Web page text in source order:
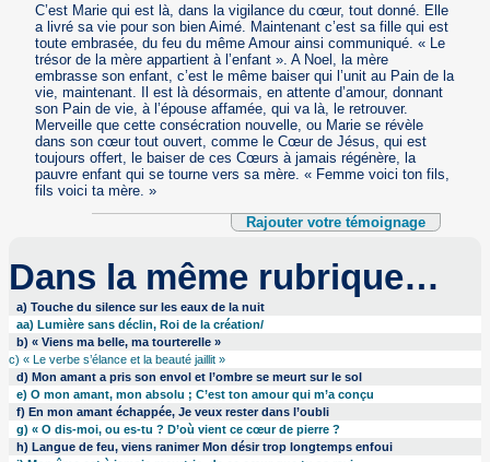
C’est Marie qui est là, dans la vigilance du cœur, tout donné. Elle
a livré sa vie pour son bien Aimé. Maintenant c’est sa fille qui est
toute embrasée, du feu du même Amour ainsi communiqué. « Le
trésor de la mère appartient à l’enfant ». A Noel, la mère
embrasse son enfant, c’est le même baiser qui l’unit au Pain de la
vie, maintenant. Il est là désormais, en attente d’amour, donnant
son Pain de vie, à l’épouse affamée, qui va là, le retrouver.
Merveille que cette consécration nouvelle, ou Marie se révèle
dans son cœur tout ouvert, comme le Cœur de Jésus, qui est
toujours offert, le baiser de ces Cœurs à jamais régénère, la
pauvre enfant qui se tourne vers sa mère. « Femme voici ton fils,
fils voici ta mère. »
Rajouter votre témoignage
Dans la même rubrique…
a) Touche du silence sur les eaux de la nuit
aa) Lumière sans déclin, Roi de la création/
b) « Viens ma belle, ma tourterelle »
c) « Le verbe s’élance et la beauté jaillit »
d) Mon amant a pris son envol et l’ombre se meurt sur le sol
e) O mon amant, mon absolu ; C’est ton amour qui m’a conçu
f) En mon amant échappée, Je veux rester dans l’oubli
g) « O dis-moi, ou es-tu ? D’où vient ce cœur de pierre ?
h) Langue de feu, viens ranimer Mon désir trop longtemps enfoui